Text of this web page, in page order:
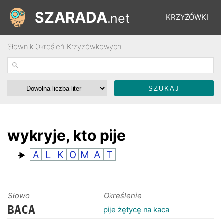
KRZYŻÓWKI
ŁAMIGŁÓWKI
SZARADA.net
Słownik Określeń Krzyżówkowych
wykryje, kto pije
A L K O M A T
Słowo Określenie
BACA pije żętycę na kaca